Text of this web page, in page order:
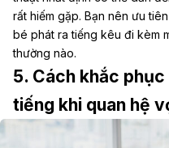
rất hiếm gặp. Bạn nên ưu
bé phát ra tiếng kêu đi kèm
thường nào.
5. Cách khắc
tiếng khi quan hệ